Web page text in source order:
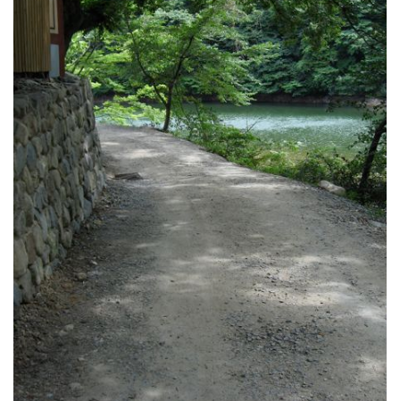
consciousness
춤
는
말
인
형
(4)
강
요
된
초
조
함
구
글
과
애
플
의
생